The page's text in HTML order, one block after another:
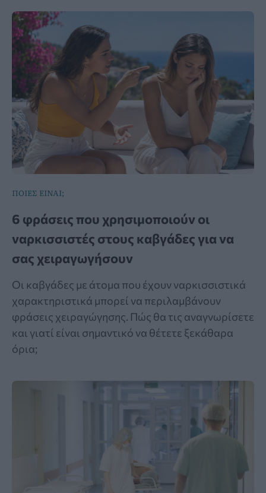
ΠΟΙΕΣ ΕΙΝΑΙ;
6 φράσεις που χρησιμοποιούν οι
ναρκισσιστές στους καβγάδες για να
σας χειραγωγήσουν
Οι καβγάδες με άτομα που έχουν ναρκισσιστικά
χαρακτηριστικά μπορεί να περιλαμβάνουν
φράσεις χειραγώγησης. Πώς θα τις αναγνωρίσετε
και γιατί είναι σημαντικό να θέτετε ξεκάθαρα
όρια;